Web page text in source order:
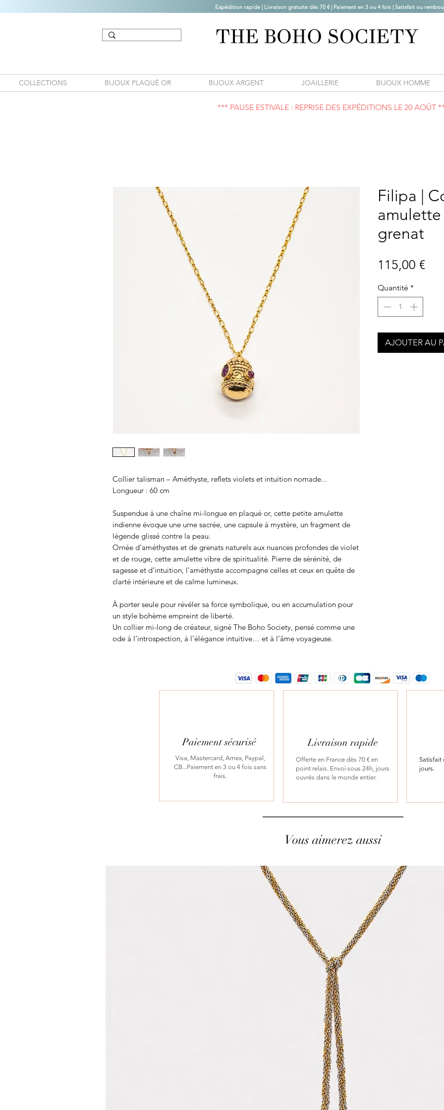
Expédition rapide | Livraison gratuite dès 70 € | Paiement en 3 ou 4 fois | Satisfait ou
COLLECTIONS BIJOUX PLAQUÉ OR BIJOUX ARGENT JOAILLERIE BIJOUX HOMME
*** PAUSE ESTIVALE : REPRISE DES EXPÉDITIONS LE 20 AOÛT
Collier talisman – Améthyste, reflets violets et intuition nomade...
Longueur : 60 cm
Suspendue à une chaîne mi-longue en plaqué or, cette petite amulette
indienne évoque une urne sacrée, une capsule à mystère, un fragment de
légende glissé contre la peau.
Ornée d'améthystes et de grenats naturels aux nuances profondes de violet
et de rouge, cette amulette vibre de spiritualité. Pierre de sérénité, de
sagesse et d’intuition, l’améthyste accompagne celles et ceux en quête de
clarté intérieure et de calme lumineux.
À porter seule pour révéler sa force symbolique, ou en accumulation pour
un style bohème empreint de liberté.
Un collier mi-long de créateur, signé The Boho Society, pensé comme une
ode à l’introspection, à l’élégance intuitive… et à l’âme voyageuse.
Filipa |
grenat
115,00 €Prix
Quantité *
AJOUTER AU
Paiement sécurisé
Visa, Mastercard, Amex, Paypal,
CB...Paiement en 3 ou 4 fois sans
frais.
Livraison rapide
Offerte en France dès 70 € en
point relais. Envoi sous 24h, jours
ouvrés dans le monde entier.
Satisfait
jours.
Vous aimerez aussi